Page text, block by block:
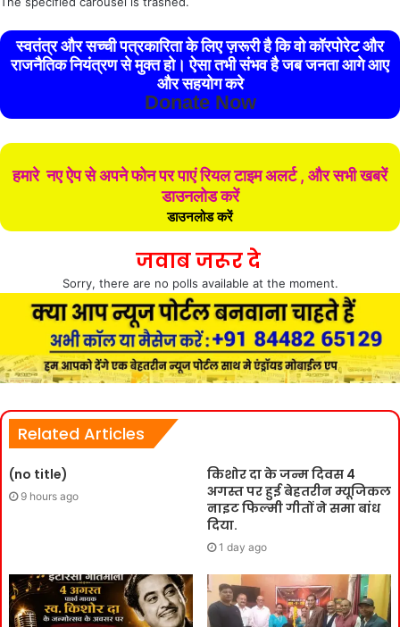
स्वतंत्र और सच्ची पत्रकारिता के लिए ज़रूरी है कि वो कॉरपोरेट और
राजनैतिक नियंत्रण से मुक्त हो। ऐसा तभी संभव है जब जनता आगे आए
और सहयोग करे
Donate Now
हमारे नए ऐप से अपने फोन पर पाएं रियल टाइम अलर्ट , और सभी खबरें
डाउनलोड करें
डाउनलोड करें
जवाब जरूर दे
Sorry, there are no polls available at the moment.
Related Articles
(no title)
9 hours ago
किशोर दा के जन्म दिवस 4
अगस्त पर हुई बेहतरीन म्यूजिकल
नाइट फिल्मी गीतों ने समा बांध
दिया.
1 day ago